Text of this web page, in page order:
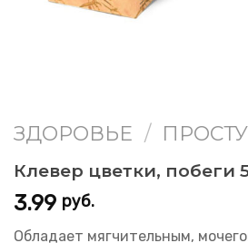
ЗДОРОВЬЕ /
Клевер цветки, побеги
3.99 руб.
Обладает мягчительным,